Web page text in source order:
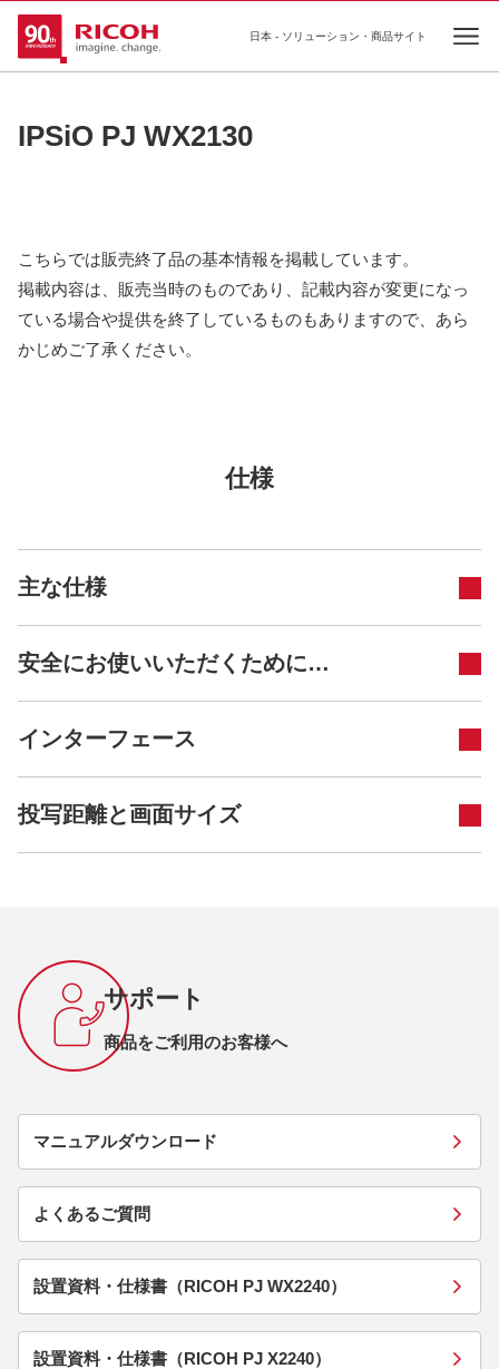
日本 - ソリューション・商品サイト
IPSiO PJ WX2130
こちらでは販売終了品の基本情報を掲載しています。
掲載内容は、販売当時のものであり、記載内容が変更になっ
ている場合や提供を終了しているものもありますので、あら
かじめご了承ください。
仕様
主な仕様
安全にお使いいただくために…
インターフェース
投写距離と画面サイズ
サポート
商品をご利用のお客様へ
マニュアルダウンロード
よくあるご質問
設置資料・仕様書（RICOH PJ WX2240）
設置資料・仕様書（RICOH PJ X2240）